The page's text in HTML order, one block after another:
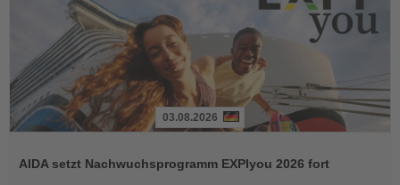
die
03.08.2026
AIDA setzt Nachwuchsprogramm EXPIyou 2026 fort